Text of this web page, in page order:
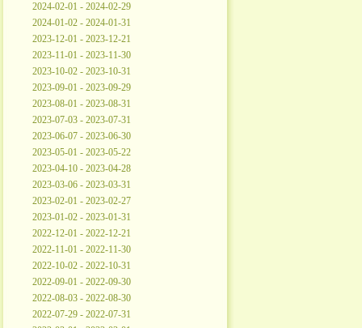
2024-02-01 - 2024-02-29
2024-01-02 - 2024-01-31
2023-12-01 - 2023-12-21
2023-11-01 - 2023-11-30
2023-10-02 - 2023-10-31
2023-09-01 - 2023-09-29
2023-08-01 - 2023-08-31
2023-07-03 - 2023-07-31
2023-06-07 - 2023-06-30
2023-05-01 - 2023-05-22
2023-04-10 - 2023-04-28
2023-03-06 - 2023-03-31
2023-02-01 - 2023-02-27
2023-01-02 - 2023-01-31
2022-12-01 - 2022-12-21
2022-11-01 - 2022-11-30
2022-10-02 - 2022-10-31
2022-09-01 - 2022-09-30
2022-08-03 - 2022-08-30
2022-07-29 - 2022-07-31